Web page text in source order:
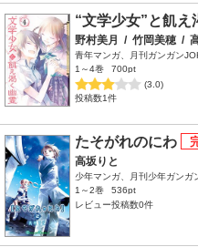
“文学少女”と飢え
野村美月 / 竹岡美穂 /
青年マンガ、月刊ガンガン
1～4巻
700pt
(3.0)
投稿数1件
たそがれのにわ
高坂りと
少年マンガ、月刊少年ガンガ
1～2巻
536pt
レビュー投稿数0件